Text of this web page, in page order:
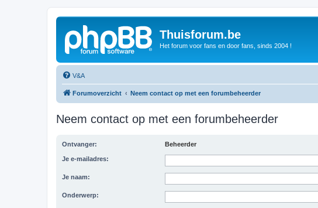
Thuisforum.be
Het forum voor fans en door fans, sinds 2004 !
V&A
Forumoverzicht Neem contact op met een forumbeheerder
Neem contact op met een forumbeheerder
Ontvanger: Beheerder
Je e-mailadres:
Je naam:
Onderwerp: